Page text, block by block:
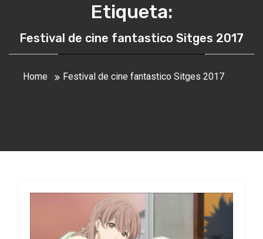
Etiqueta:
Festival de cine fantastico Sitges 2017
Home Festival de cine fantastico Sitges 2017